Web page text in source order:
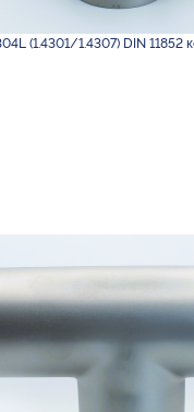
(1.4301/1.4307) DIN 11852